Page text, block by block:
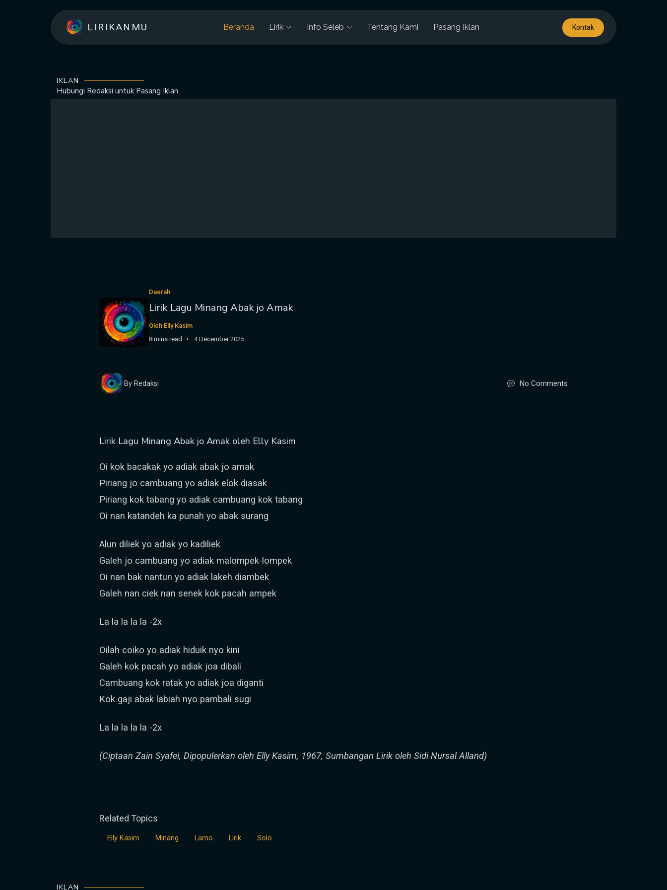
LIRIKANMU Beranda Lirik Info Seleb Tentang Kami Pasang Iklan Kontak
IKLAN
Hubungi Redaksi untuk Pasang Iklan
Daerah
Lirik Lagu Minang Abak jo Amak
Oleh Elly Kasim
8 mins read
4 December 2025
By Redaksi No Comments
Lirik Lagu Minang Abak jo Amak oleh Elly Kasim
Oi kok bacakak yo adiak abak jo amak
Piriang jo cambuang yo adiak elok diasak
Piriang kok tabang yo adiak cambuang kok tabang
Oi nan katandeh ka punah yo abak surang
Alun diliek yo adiak yo kadiliek
Galeh jo cambuang yo adiak malompek-lompek
Oi nan bak nantun yo adiak lakeh diambek
Galeh nan ciek nan senek kok pacah ampek
La la la la la -2x
Oilah coiko yo adiak hiduik nyo kini
Galeh kok pacah yo adiak joa dibali
Cambuang kok ratak yo adiak joa diganti
Kok gaji abak labiah nyo pambali sugi
La la la la la -2x
(Ciptaan Zain Syafei, Dipopulerkan oleh Elly Kasim, 1967, Sumbangan Lirik oleh Sidi Nursal Alland)
Related Topics
Elly Kasim Minang Lamo Lirik Solo
IKLAN